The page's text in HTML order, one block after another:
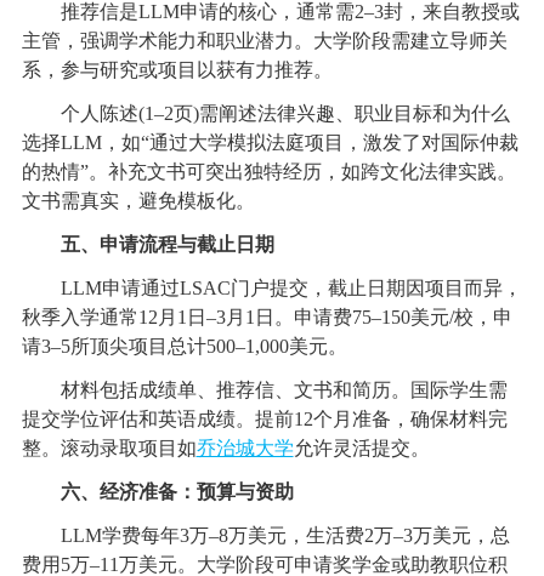
推荐信是LLM申请的核心，通常需2–3封，来自教授或
主管，强调学术能力和职业潜力。大学阶段需建立导师关
系，参与研究或项目以获有力推荐。
个人陈述(1–2页)需阐述法律兴趣、职业目标和为什么
选择LLM，如“通过大学模拟法庭项目，激发了对国际仲裁
的热情”。补充文书可突出独特经历，如跨文化法律实践。
文书需真实，避免模板化。
五、申请流程与截止日期
LLM申请通过LSAC门户提交，截止日期因项目而异，
秋季入学通常12月1日–3月1日。申请费75–150美元/校，申
请3–5所顶尖项目总计500–1,000美元。
材料包括成绩单、推荐信、文书和简历。国际学生需
提交学位评估和英语成绩。提前12个月准备，确保材料完
整。滚动录取项目如乔治城大学允许灵活提交。
六、经济准备：预算与资助
LLM学费每年3万–8万美元，生活费2万–3万美元，总
费用5万–11万美元。大学阶段可申请奖学金或助教职位积